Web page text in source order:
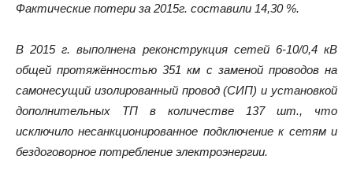
Фактические потери за 2015г. составили 14,30 %.
В 2015 г. выполнена реконструкция сетей 6-10/0,4 кВ
общей протяжённостью 351 км с заменой проводов на
cамонесущий изолированный провод (СИП) и установкой
дополнительных ТП в количестве 137 шт., что
исключило несанкционированное подключение к сетям и
бездоговорное потребление электроэнергии.